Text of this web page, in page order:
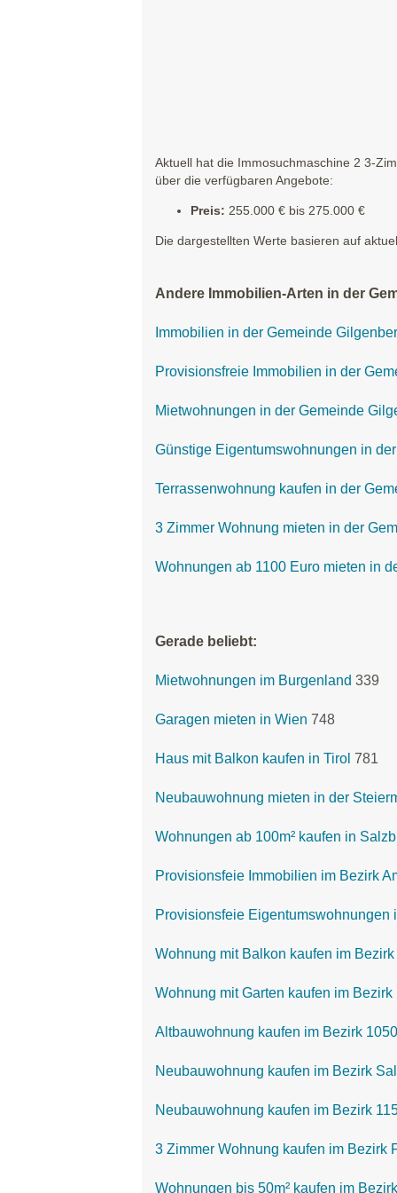
Aktuell hat die Immosuchmaschine 2 3-
über die verfügbaren Angebote:
Preis: 255.000 € bis 275.000 €
Die dargestellten Werte basieren auf
Andere Immobilien-Arten in der
Immobilien in der Gemeinde
Provisionsfreie Immobilien in der
Mietwohnungen in der Gemeinde
Günstige Eigentumswohnungen in
Terrassenwohnung kaufen in der
3 Zimmer Wohnung mieten in der
Wohnungen ab 1100 Euro mieten in
Gerade beliebt:
Mietwohnungen im Burgenland 339
Garagen mieten in Wien 748
Haus mit Balkon kaufen in Tirol 781
Neubauwohnung mieten in der
Wohnungen ab 100m² kaufen in
Provisionsfeie Immobilien im Bezirk
Provisionsfeie Eigentumswohnungen
Wohnung mit Balkon kaufen im
Wohnung mit Garten kaufen im
Altbauwohnung kaufen im Bezirk
Neubauwohnung kaufen im Bezirk
Neubauwohnung kaufen im Bezirk
3 Zimmer Wohnung kaufen im Bezirk
Wohnungen bis 50m² kaufen im